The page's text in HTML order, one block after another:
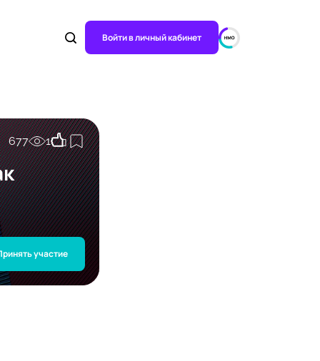
Войти в личный кабинет
677 1
участие